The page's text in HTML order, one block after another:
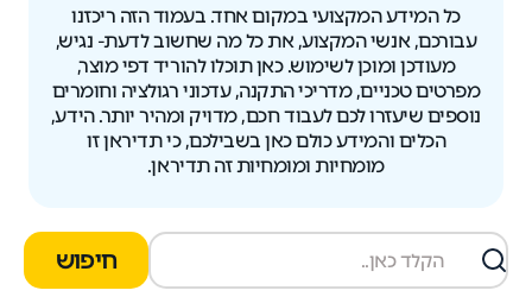
כל המידע המקצועי במקום אחד. בעמוד הזה ריכזנו
עבורכם, אנשי המקצוע, את כל מה שחשוב לדעת- נגיש,
מעודכן ומוכן לשימוש. כאן תוכלו להוריד דפי מוצר,
מפרטים טכניים, מדריכי התקנה, עדכוני רגולציה וחומרים
נוספים שיעזרו לכם לעבוד חכם, מדויק ומהיר יותר. הידע,
הכלים והמידע כולם כאן בשבילכם, כי תדיראן זו
מומחיות ומומחיות זה תדיראן.
חיפוש
במסמכים
חיפוש